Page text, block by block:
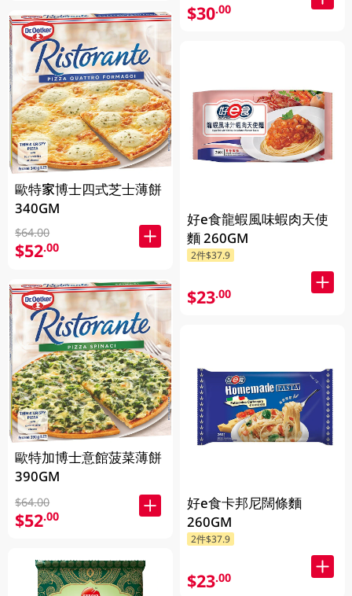
歐特家博士四式芝士薄餅
340GM
$64.00
$52.00
歐特加博士意館菠菜薄餅
390GM
$64.00
$52.00
$30.00
好e食龍蝦風味蝦肉天使
麵 260GM
2件$37.9
$23.00
好e食卡邦尼闊條麵
260GM
2件$37.9
$23.00